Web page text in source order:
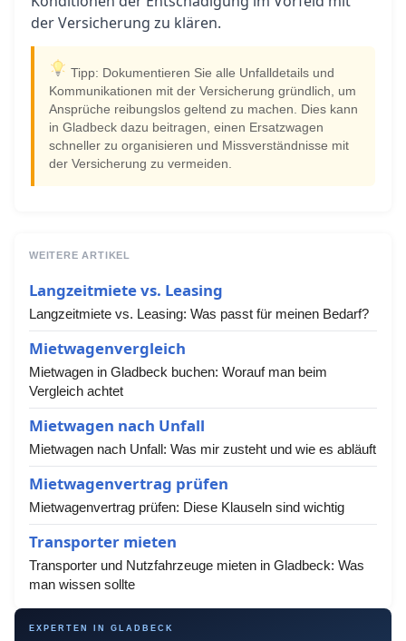
der Versicherung zu klären.
Tipp: Dokumentieren Sie alle Unfalldetails und
Kommunikationen mit der Versicherung gründlich, um
Ansprüche reibungslos geltend zu machen. Dies kann
in Gladbeck dazu beitragen, einen Ersatzwagen
schneller zu organisieren und Missverständnisse mit
der Versicherung zu vermeiden.
WEITERE ARTIKEL
Langzeitmiete vs. Leasing
Langzeitmiete vs. Leasing: Was passt für meinen Bedarf?
Mietwagenvergleich
Mietwagen in Gladbeck buchen: Worauf man beim
Vergleich achtet
Mietwagen nach Unfall
Mietwagen nach Unfall: Was mir zusteht und wie es abläuft
Mietwagenvertrag prüfen
Mietwagenvertrag prüfen: Diese Klauseln sind wichtig
Transporter mieten
Transporter und Nutzfahrzeuge mieten in Gladbeck: Was
man wissen sollte
EXPERTEN IN GLADBECK